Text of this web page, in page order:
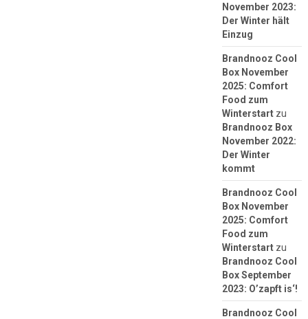
November 2023:
Der Winter hält
Einzug
Brandnooz Cool
Box November
2025: Comfort
Food zum
Winterstartzu
Brandnooz Box
November 2022:
Der Winter
kommt
Brandnooz Cool
Box November
2025: Comfort
Food zum
Winterstartzu
Brandnooz Cool
Box September
2023: O’zapft is‘!
Brandnooz Cool